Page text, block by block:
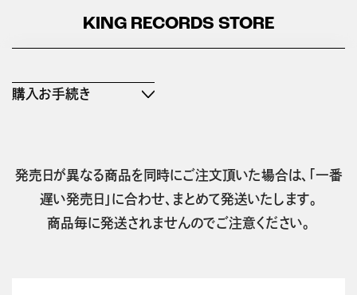
KING RECORDS STORE
購入お手続き
発売日が異なる商品を同時にご注文頂いた場合は、「一番
遅い発売日」に合わせ、まとめて発送いたします。
商品毎に発送されませんのでご注意ください。